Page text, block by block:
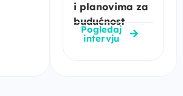
i planovima za
budućnost
Pogledaj
intervju